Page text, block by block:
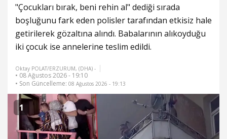
"Çocukları bırak, beni rehin al" dediği sırada
boşluğunu fark eden polisler tarafından etkisiz hale
getirilerek gözaltına alındı. Babalarının alıkoyduğu
iki çocuk ise annelerine teslim edildi.
Oktay POLAT/ERZURUM, (DHA) -
• 08 Ağustos 2026 - 19:10
• Son Güncelleme: 08 Ağustos 2026 - 19:13
1